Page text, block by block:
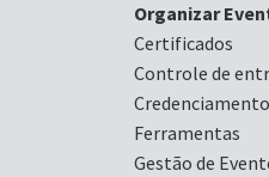
Organizar
Certificados
Controle de
Credenciamento
Ferramentas
Gestão de